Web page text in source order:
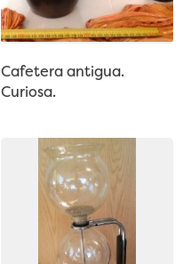
Cafetera antigua.
Curiosa.